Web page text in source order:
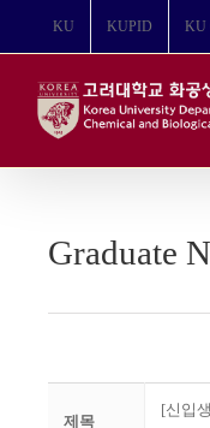
뛰
KU KUPID KU
Graduate
제목
[신입